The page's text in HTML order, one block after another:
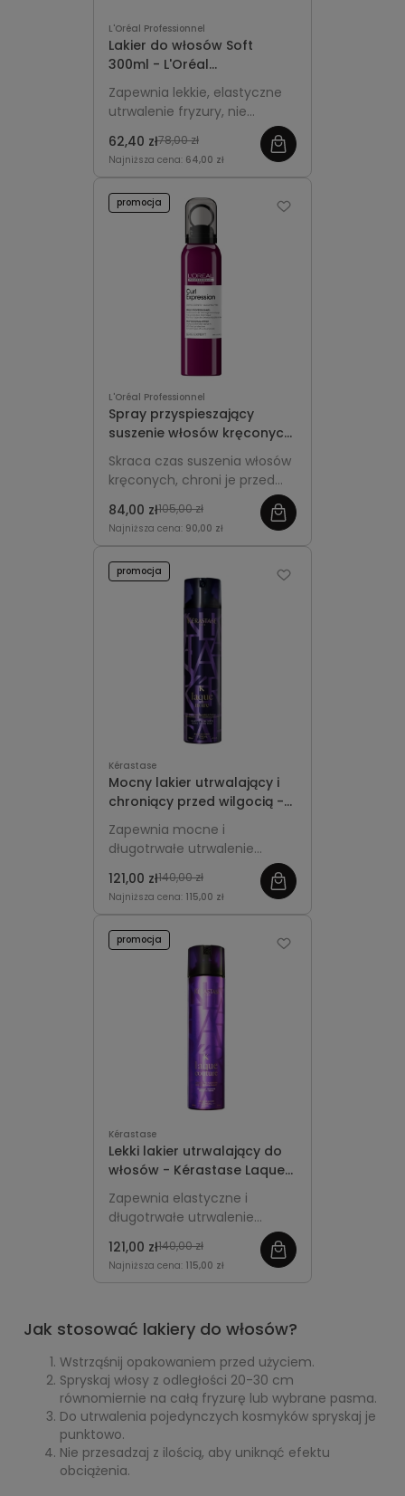
L'Oréal Professionnel
Lakier do włosów Soft
300ml - L'Oréal
Professionnel Infinium Pure
Zapewnia lekkie, elastyczne
utrwalenie fryzury, nie
naturalne wykończenie bez
efektu sztywności.
62,40 zł78,00 zł
Najniższa cena: 64,00 zł
L'Oréal Professionnel
Spray przyspieszający
suszenie włosów kręconych
150ml - L'Oréal
Professionnel Curl
Expression
Skraca czas suszenia włosów
kręconych, chroni je przed
podkreśla sprężystość loków
oraz fal.
84,00 zł105,00 zł
Najniższa cena: 90,00 zł
promocja
Kérastase
Mocny lakier utrwalający i
chroniący przed wilgocią -
Kérastase Laque Noire
300ml
Zapewnia mocne i
długotrwałe utrwalenie
fryzury, chroni włosy przed
puszeniem pod wpływem
wilgoci i nadaje im naturalny
121,00 zł140,00 zł
Najniższa cena: 115,00 zł
promocja
Kérastase
Lekki lakier utrwalający do
włosów - Kérastase Laque
Couture 300ml
Zapewnia elastyczne i
długotrwałe utrwalenie
puszeniem i wilgocią,
pozostawiając włosy miękkie i
121,00 zł140,00 zł
Najniższa cena: 115,00 zł
promocja
Jak stosować lakiery do włosów?
Wstrząśnij opakowaniem przed użyciem.
Spryskaj włosy z odległości 20-30 cm
równomiernie na całą fryzurę lub wybrane pasma.
Do utrwalenia pojedynczych kosmyków spryskaj je
punktowo.
Nie przesadzaj z ilością, aby uniknąć efektu
obciążenia.